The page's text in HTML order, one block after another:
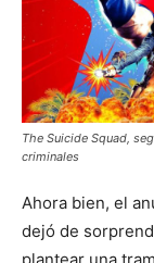
The Suicide Squad,
criminales
Ahora bien, el
dejó de